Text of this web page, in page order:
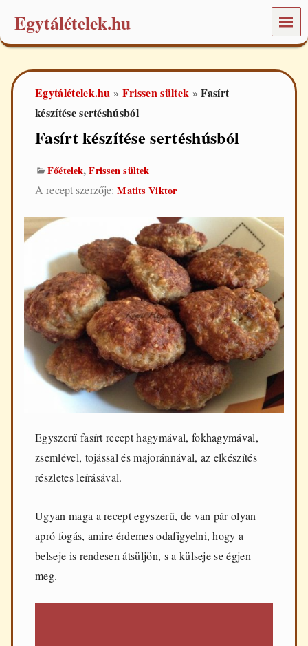
Egytálételek.hu
e
l
MEN
Ü
Egytálételek.hu » Frissen sültek »Fasírt
készítése sertéshúsból
Fasírt készítése sertéshúsból
Főételek,Frissen sültek
A recept szerzője:Matits Viktor
Egyszerű fasírt recept hagymával, fokhagymával,
zsemlével, tojással és majoránnával, az elkészítés
részletes leírásával.
Ugyan maga a recept egyszerű, de van pár olyan
apró fogás, amire érdemes odafigyelni, hogy a
belseje is rendesen átsüljön, s a külseje se égjen
meg.